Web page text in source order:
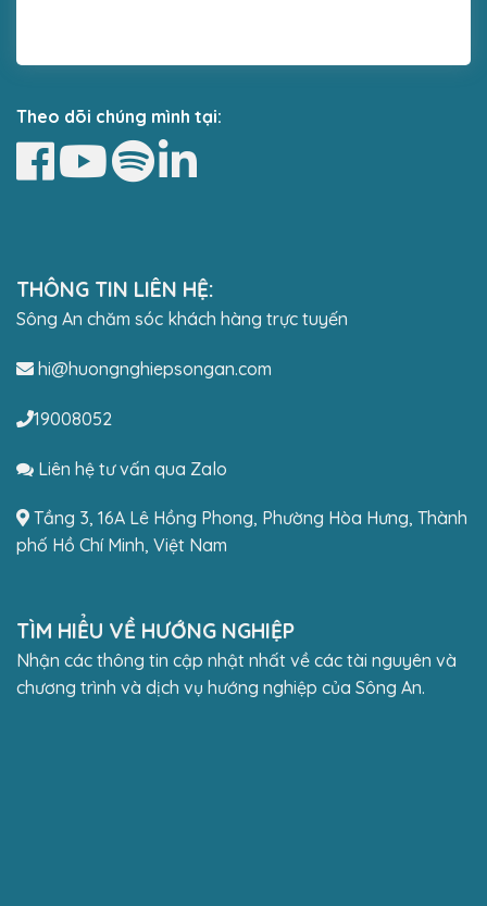
Theo dõi chúng mình tại:
THÔNG TIN LIÊN HỆ:
Sông An chăm sóc khách hàng trực tuyến
hi@huongnghiepsongan.com
19008052
Liên hệ tư vấn qua Zalo
Tầng 3, 16A Lê Hồng Phong, Phường Hòa Hưng, Thành
phố Hồ Chí Minh, Việt Nam
TÌM HIỂU VỀ HƯỚNG NGHIỆP
Nhận các thông tin cập nhật nhất về các tài nguyên và
chương trình và dịch vụ hướng nghiệp của Sông An.